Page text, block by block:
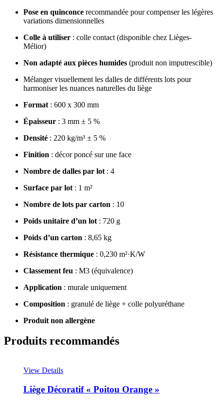
Pose en quinconce recommandée pour compenser les légères
variations dimensionnelles
Colle à utiliser : colle contact (disponible chez Lièges-
Mélior)
Non adapté aux pièces humides (produit non imputrescible)
Mélanger visuellement les dalles de différents lots pour
harmoniser les nuances naturelles du liège
Format : 600 x 300 mm
Épaisseur : 3 mm ± 5 %
Densité : 220 kg/m³ ± 5 %
Finition : décor poncé sur une face
Nombre de dalles par lot : 4
Surface par lot : 1 m²
Nombre de lots par carton : 10
Poids unitaire d’un lot : 720 g
Poids d’un carton : 8,65 kg
Résistance thermique : 0,230 m²·K/W
Classement feu : M3 (équivalence)
Application : murale uniquement
Composition : granulé de liège + colle polyuréthane
Produit non allergène
Produits recommandés
View Details
Liège Décoratif « Poitou Orange »